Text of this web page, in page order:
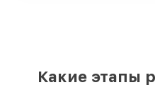
Какие этапы